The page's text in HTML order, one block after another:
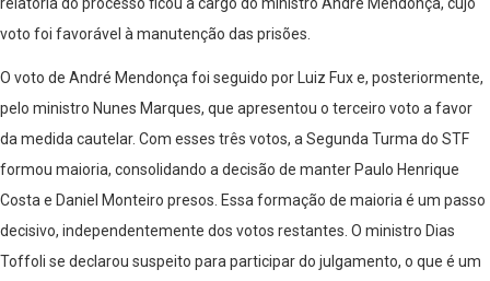
voto foi favorável à manutenção das prisões.
O voto de André Mendonça foi seguido por Luiz Fux e, posteriormente,
pelo ministro Nunes Marques, que apresentou o terceiro voto a favor
da medida cautelar. Com esses três votos, a Segunda Turma do STF
formou maioria, consolidando a decisão de manter Paulo Henrique
Costa e Daniel Monteiro presos. Essa formação de maioria é um passo
decisivo, independentemente dos votos restantes. O ministro Dias
Toffoli se declarou suspeito para participar do julgamento, o que é um